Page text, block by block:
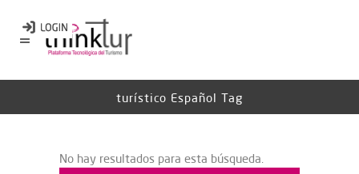
turístico Español Tag
No hay resultados para esta búsqueda.